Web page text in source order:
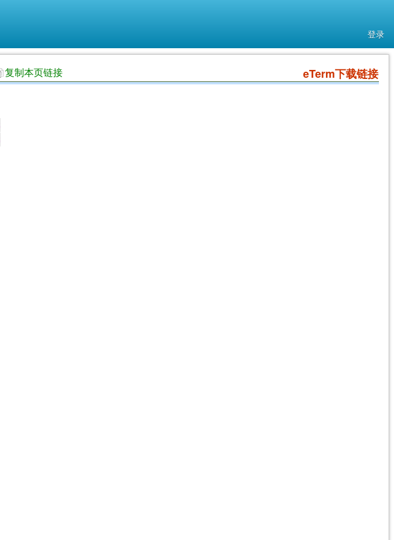
登录
复制本页链接 eTerm下载链接